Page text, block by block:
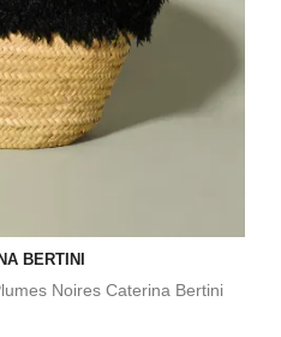
BERTINI
Noires Caterina Bertini